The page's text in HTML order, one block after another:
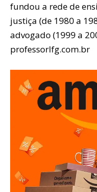
fundou a rede de
justiça (de 1980 a
advogado (1999 a
professorlfg.com.br